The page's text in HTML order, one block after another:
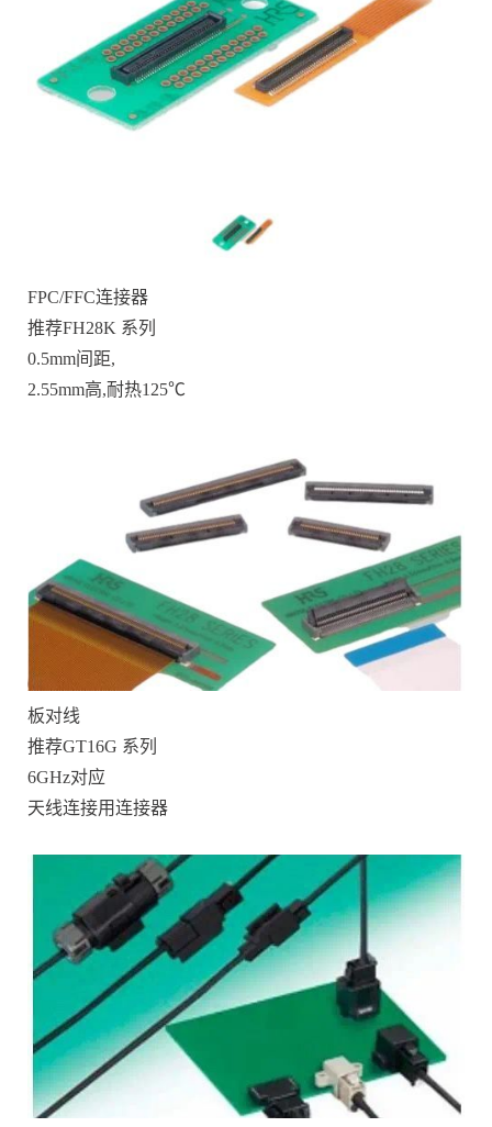
FPC/FFC连接器
推荐FH28K 系列
0.5mm间距,
2.55mm高,耐热125℃
板对线
推荐GT16G 系列
6GHz对应
天线连接用连接器